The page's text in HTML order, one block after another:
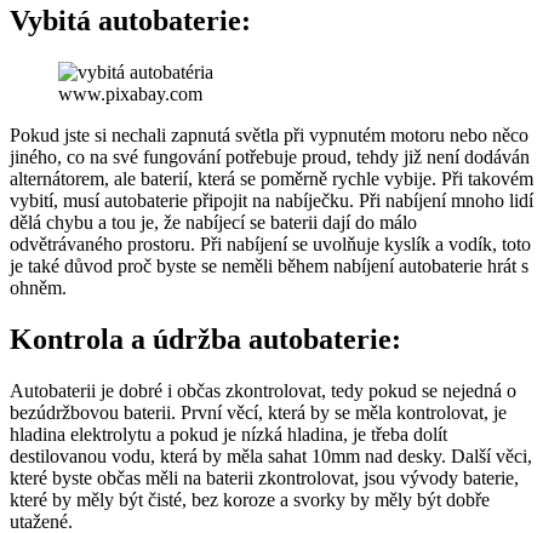
Vybitá autobaterie:
www.pixabay.com
Pokud jste si nechali zapnutá světla při vypnutém motoru nebo něco
jiného, co na své fungování potřebuje proud, tehdy již není dodáván
alternátorem, ale baterií, která se poměrně rychle vybije. Při takovém
vybití, musí autobaterie připojit na nabíječku. Při nabíjení mnoho lidí
dělá chybu a tou je, že nabíjecí se baterii dají do málo
odvětrávaného prostoru. Při nabíjení se uvolňuje kyslík a vodík, toto
je také důvod proč byste se neměli během nabíjení autobaterie hrát s
ohněm.
Kontrola a údržba autobaterie:
Autobaterii je dobré i občas zkontrolovat, tedy pokud se nejedná o
bezúdržbovou baterii. První věcí, která by se měla kontrolovat, je
hladina elektrolytu a pokud je nízká hladina, je třeba dolít
destilovanou vodu, která by měla sahat 10mm nad desky. Další věci,
které byste občas měli na baterii zkontrolovat, jsou vývody baterie,
které by měly být čisté, bez koroze a svorky by měly být dobře
utažené.